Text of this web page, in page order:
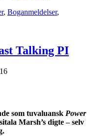
, Boganmeldelser,
Talking PI
som tuvaluansk Power
Marsh’s digte – selv